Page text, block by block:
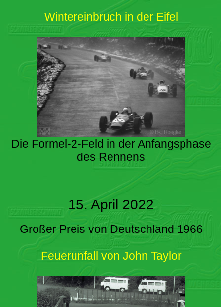
Wintereinbruch in der Eifel
Die Formel-2-Feld in der Anfangsphase
des Rennens
15. April 2022
Großer Preis von Deutschland 1966
Feuerunfall von John Taylor